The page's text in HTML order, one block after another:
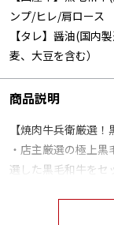
ンプ/ヒレ/肩ロース
【タレ】醤油(国内
麦、大豆を含む）
商品説明
【焼肉牛兵衛厳選
・店主厳選の極上
選した黒毛和牛をセ
ト、ご自宅にてご